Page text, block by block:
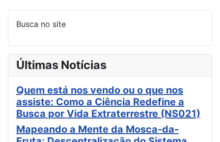
Busca no site
Últimas Notícias
Quem está nos vendo ou o que nos
assiste: Como a Ciência Redefine a
Busca por Vida Extraterrestre (NS021)
Mapeando a Mente da Mosca-da-